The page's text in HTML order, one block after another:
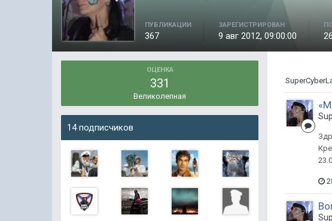
ПУБЛИКАЦИИ
367
ЗАРЕГИСТРИРОВАН
9 авг 2012, 09:00:00
ОЦЕНКА
331
Великолепная
14 подписчиков